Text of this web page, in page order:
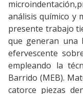
análisis químico y
presente trabajo
que generan una
efervescente
empleando la
Barrido (MEB).
catorce piezas